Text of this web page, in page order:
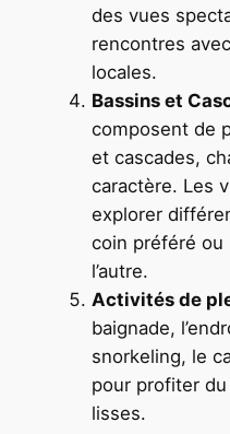
des vues
rencontres
locales.
Bassins et
composent de
et cascades,
caractère. Les
explorer
coin préféré ou
l’autre.
Activités de
baignade,
snorkeling, le
pour profiter
lisses.